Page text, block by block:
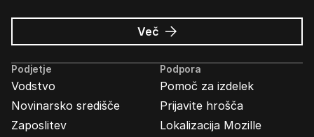
Več o
Oglasi
Mozilla
Podjetje
Vodstvo
Novinarsko središče
Zaposlitev
Podpora
Pomoč za izdelek
Prijavite hrošča
Lokalizacija Mozille